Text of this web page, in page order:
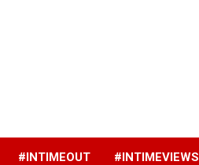
#INTIMEOUT #INTIMEVIEWS